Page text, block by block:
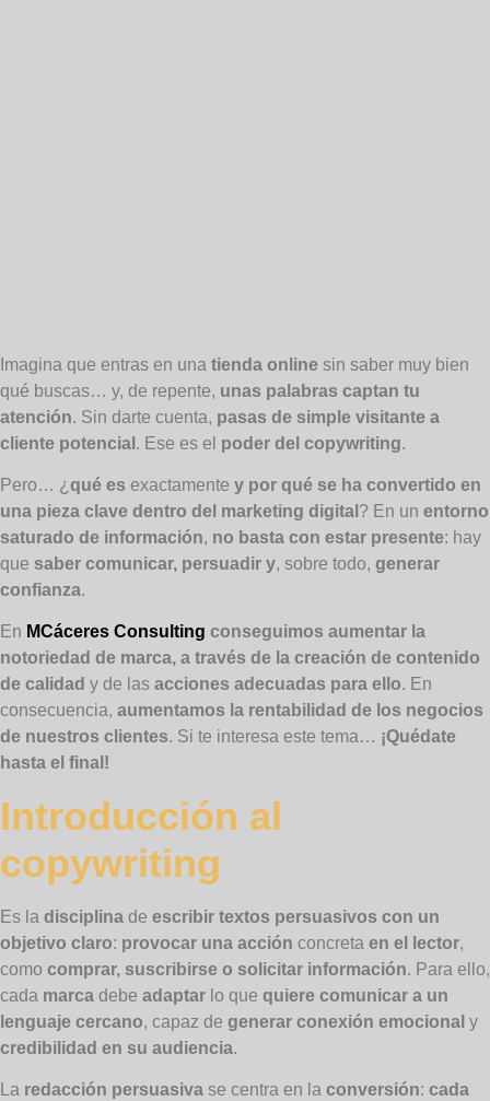
Imagina que entras en una tienda online sin saber muy bien
qué buscas… y, de repente, unas palabras captan tu
atención. Sin darte cuenta, pasas de simple visitante a
cliente potencial . Ese es el poder del copywriting.
Pero… ¿ qué es exactamente y por qué se ha convertido en
una pieza clave dentro del marketing digital ? En un entorno
saturado de información, no basta con estar presente: hay
que saber comunicar, persuadir y, sobre todo, generar
confianza.
En MCáceres Consulting conseguimos aumentar la
notoriedad de marca, a través de la creación de contenido
de calidad y de las acciones adecuadas para ello. En
consecuencia, aumentamos la rentabilidad de los negocios
de nuestros clientes. Si te interesa este tema… ¡Quédate
hasta el final!
Introducción al
copywriting
Es la disciplina de escribir textos persuasivos con un
objetivo claro: provocar una acción concreta en el lector,
como comprar, suscribirse o solicitar información. Para ello,
cada marca debe adaptar lo que quiere comunicar a un
lenguaje cercano, capaz de generar conexión emocional y
credibilidad en su audiencia.
La redacción persuasiva se centra en la conversión: cada